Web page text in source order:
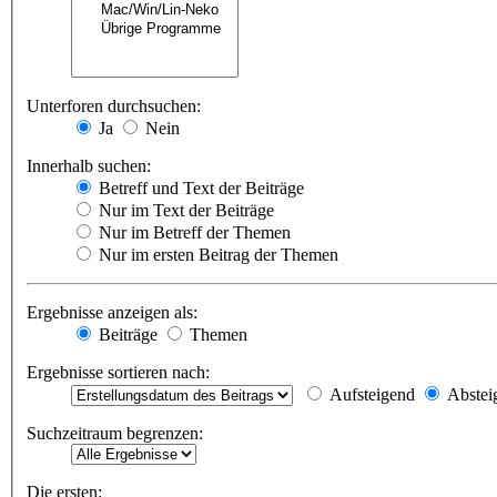
Unterforen durchsuchen:
Ja
Nein
Innerhalb suchen:
Betreff und Text der Beiträge
Nur im Text der Beiträge
Nur im Betreff der Themen
Nur im ersten Beitrag der Themen
Ergebnisse anzeigen als:
Beiträge
Themen
Ergebnisse sortieren nach:
Aufsteigend
Suchzeitraum begrenzen:
Die ersten: